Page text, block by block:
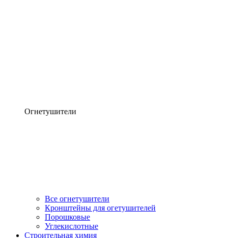
Огнетушители
Все огнетушители
Кронштейны для огетушителей
Порошковые
Углекислотные
Строительная химия